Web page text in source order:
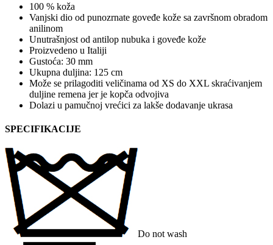
100 % koža
Vanjski dio od punozrnate goveđe kože sa završnom obradom
anilinom
Unutrašnjost od antilop nubuka i goveđe kože
Proizvedeno u Italiji
Gustoća: 30 mm
Ukupna duljina: 125 cm
Može se prilagoditi veličinama od XS do XXL skraćivanjem
duljine remena jer je kopča odvojiva
Dolazi u pamučnoj vrećici za lakše dodavanje ukrasa
SPECIFIKACIJE
Do not wash